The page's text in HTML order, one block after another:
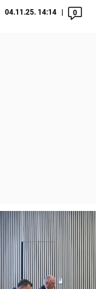
04.11.25. 14:14 0